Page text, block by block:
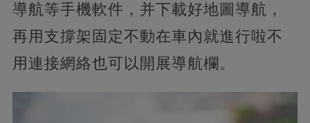
導航等手機軟件，并下載好地圖導航，
再用支撐架固定不動在車內就進行啦不
用連接網絡也可以開展導航欄。